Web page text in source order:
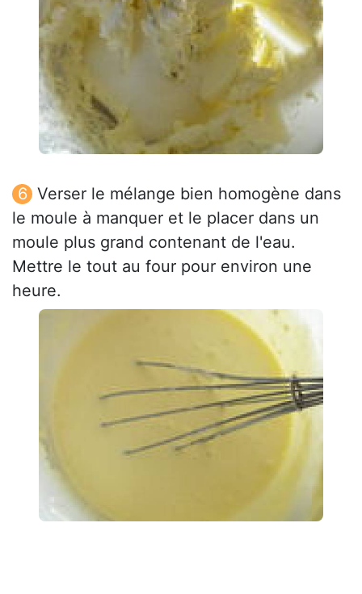
Verser le mélange bien homogène dans
le moule à manquer et le placer dans un
moule plus grand contenant de l'eau.
Mettre le tout au four pour environ une
heure.